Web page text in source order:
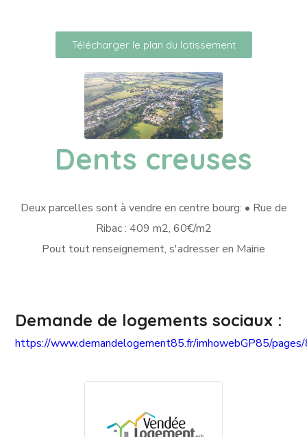
Télécharger le plan du lotissement
Dents creuses
Deux parcelles sont à vendre en centre bourg: • Rue de
Ribac : 409 m2, 60€/m2
Pout tout renseignement, s'adresser en Mairie
Demande de logements sociaux :
https://www.demandelogement85.fr/imhowebGP85/